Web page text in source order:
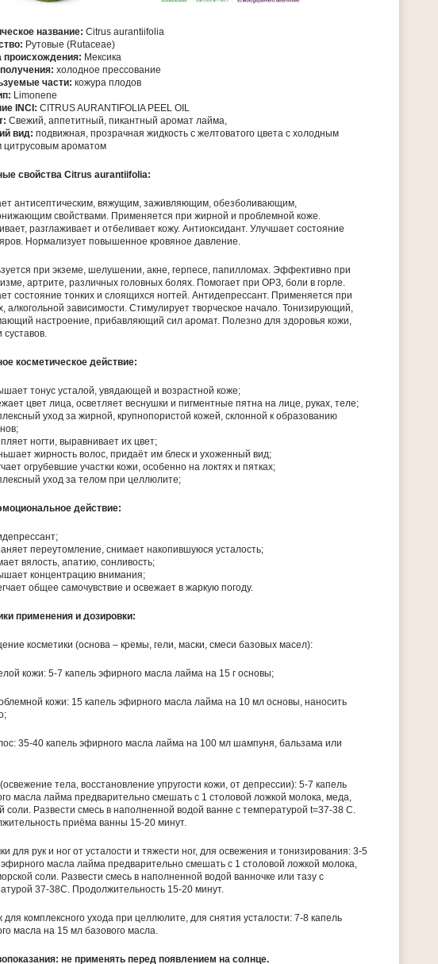
название: Citrus aurantiifolia
Рутовые (Rutaceae)
происхождения: Мексика
холодное прессование
части: кожура плодов
Limonene
INCI: CITRUS AURANTIFOLIA PEEL OIL
Свежий, аппетитный, пикантный аромат лайма,
вид: подвижная, прозрачная жидкость с желтоватого цвета с холодным
цитрусовым ароматом
свойства Citrus aurantiifolia:
антисептическим, вяжущим, заживляющим, обезболивающим,
свойствами. Применяется при жирной и проблемной коже.
разглаживает и отбеливает кожу. Антиоксидант. Улучшает состояние
Нормализует повышенное кровяное давление.
при экземе, шелушении, акне, герпесе, папилломах. Эффективно при
артрите, различных головных болях. Помогает при ОРЗ, боли в горле.
состояние тонких и слоящихся ногтей. Антидепрессант. Применяется при
алкогольной зависимости. Стимулирует творческое начало. Тонизирующий,
настроение, прибавляющий сил аромат. Полезно для здоровья кожи,
косметическое действие:
тонус усталой, увядающей и возрастной коже;
цвет лица, осветляет веснушки и пигментные пятна на лице, руках, теле;
уход за жирной, крупнопористой кожей, склонной к образованию
ногти, выравнивает их цвет;
жирность волос, придаёт им блеск и ухоженный вид;
огрубевшие участки кожи, особенно на локтях и пятках;
уход за телом при целлюлите;
действие:
переутомление, снимает накопившуюся усталость;
вялость, апатию, сонливость;
концентрацию внимания;
общее самочувствие и освежает в жаркую погоду.
применения и дозировки:
косметики (основа – кремы, гели, маски, смеси базовых масел):
кожи: 5-7 капель эфирного масла лайма на 15 г основы;
кожи: 15 капель эфирного масла лайма на 10 мл основы, наносить
35-40 капель эфирного масла лайма на 100 мл шампуня, бальзама или
тела, восстановление упругости кожи, от депрессии): 5-7 капель
масла лайма предварительно смешать с 1 столовой ложкой молока, меда,
соли. Развести смесь в наполненной водой ванне с температурой t=37-38 С.
приёма ванны 15-20 минут.
для рук и ног от усталости и тяжести ног, для освежения и тонизирования: 3-5
эфирного масла лайма предварительно смешать с 1 столовой ложкой молока,
соли. Развести смесь в наполненной водой ванночке или тазу с
37-38С. Продолжительность 15-20 минут.
для комплексного ухода при целлюлите, для снятия усталости: 7-8 капель
масла на 15 мл базового масла.
не применять перед появлением на солнце.